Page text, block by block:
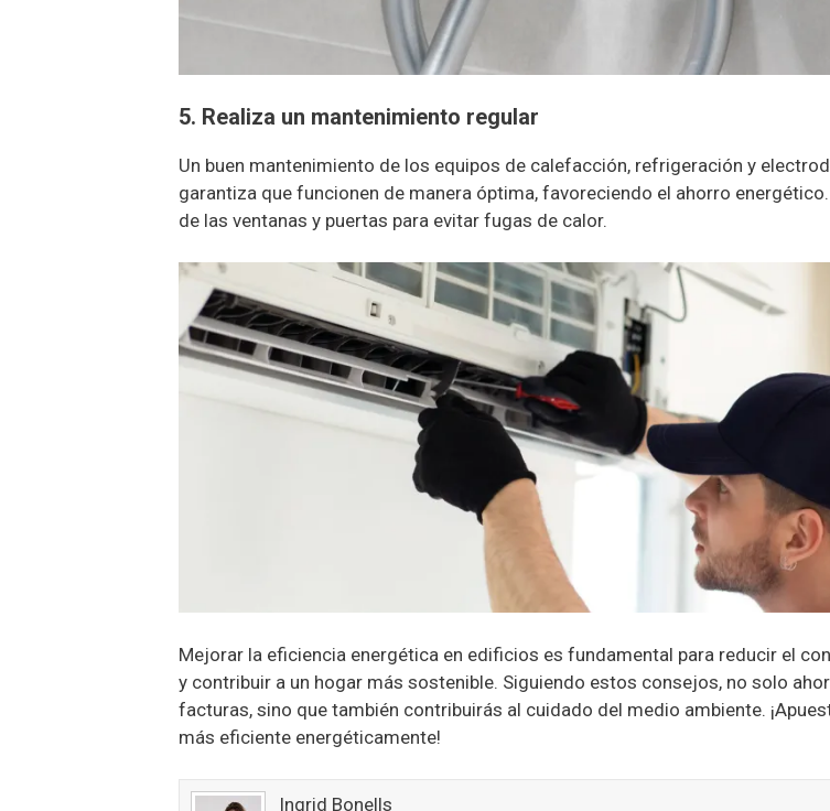
5. Realiza un mantenimiento regular
Un buen mantenimiento de los equipos de calefacción, refrigeración y
garantiza que funcionen de manera óptima, favoreciendo el ahorro
de las ventanas y puertas para evitar fugas de calor.
Mejorar la eficiencia energética en edificios es fundamental para reducir el
y contribuir a un hogar más sostenible. Siguiendo estos consejos, no solo
facturas, sino que también contribuirás al cuidado del medio ambiente.
más eficiente energéticamente!
Ingrid Bonells